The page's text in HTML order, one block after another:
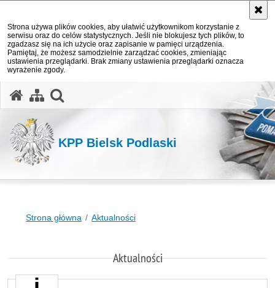
Strona używa plików cookies, aby ułatwić użytkownikom korzystanie z
serwisu oraz do celów statystycznych. Jeśli nie blokujesz tych plików, to
zgadzasz się na ich użycie oraz zapisanie w pamięci urządzenia.
Pamiętaj, że możesz samodzielnie zarządzać cookies, zmieniając
ustawienia przeglądarki. Brak zmiany ustawienia przeglądarki oznacza
wyrażenie zgody.
KPP Bielsk Podlaski
Strona główna Aktualności
Aktualności